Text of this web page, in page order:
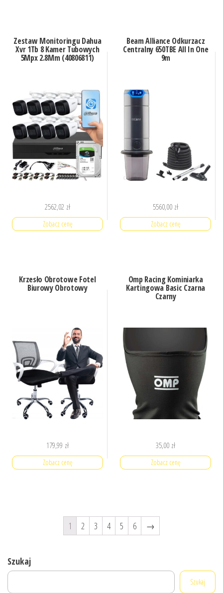
Zestaw Monitoringu Dahua
Xvr 1Tb 8 Kamer Tubowych
5Mpx 2.8Mm (40806811)
2562,02 zł
Zobacz cenę
Beam Alliance Odkurzacz
Centralny 650TBE All In One
9m
5560,00 zł
Zobacz cenę
Krzesło Obrotowe Fotel
Biurowy Obrotowy
179,99 zł
Zobacz cenę
Omp Racing Kominiarka
Kartingowa Basic Czarna
Czarny
35,00 zł
Zobacz cenę
1 2 3 4 5 6 →
Szukaj
Szukaj